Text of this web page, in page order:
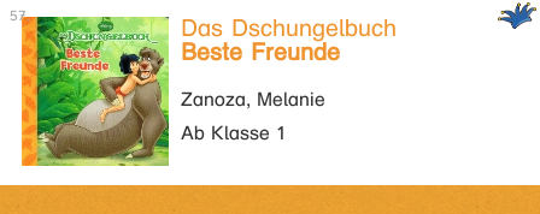
Das Dschungelbuch
Beste Freunde
Zanoza, Melanie
Ab Klasse 1